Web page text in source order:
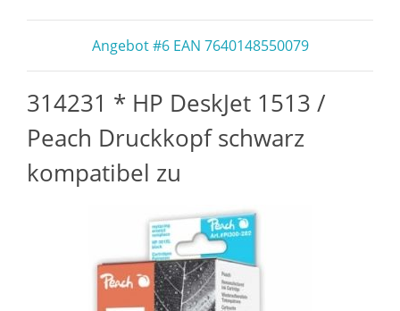
Angebot #6 EAN 7640148550079
314231 * HP DeskJet 1513 /
Peach Druckkopf schwarz
kompatibel zu